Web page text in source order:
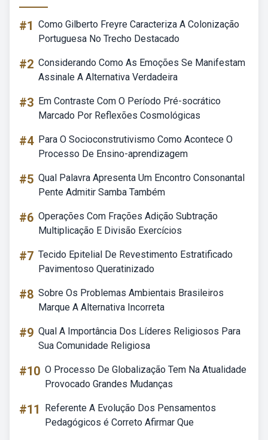
#1 Como Gilberto Freyre Caracteriza A Colonização
Portuguesa No Trecho Destacado
#2 Considerando Como As Emoções Se Manifestam
Assinale A Alternativa Verdadeira
#3 Em Contraste Com O Período Pré-socrático
Marcado Por Reflexões Cosmológicas
#4 Para O Socioconstrutivismo Como Acontece O
Processo De Ensino-aprendizagem
#5 Qual Palavra Apresenta Um Encontro Consonantal
Pente Admitir Samba Também
#6 Operações Com Frações Adição Subtração
Multiplicação E Divisão Exercícios
#7 Tecido Epitelial De Revestimento Estratificado
Pavimentoso Queratinizado
#8 Sobre Os Problemas Ambientais Brasileiros
Marque A Alternativa Incorreta
#9 Qual A Importância Dos Líderes Religiosos Para
Sua Comunidade Religiosa
#10 O Processo De Globalização Tem Na Atualidade
Provocado Grandes Mudanças
#11
Referente A Evolução Dos Pensamentos
Pedagógicos é Correto Afirmar Que